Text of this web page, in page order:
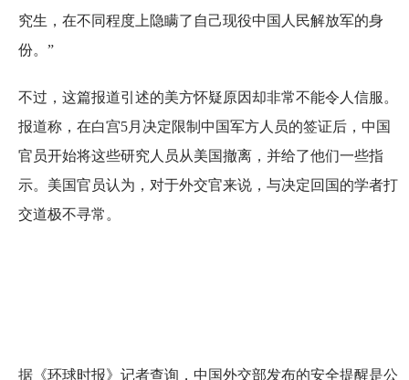
究生，在不同程度上隐瞒了自己现役中国人民解放军的身
份。”
不过，这篇报道引述的美方怀疑原因却非常不能令人信服。
报道称，在白宫5月决定限制中国军方人员的签证后，中国
官员开始将这些研究人员从美国撤离，并给了他们一些指
示。美国官员认为，对于外交官来说，与决定回国的学者打
交道极不寻常。
据《环球时报》记者查询，中国外交部发布的安全提醒是公